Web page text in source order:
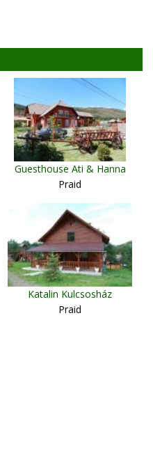
Guesthouse Ati & Hanna
Praid
Katalin Kulcsosház
Praid